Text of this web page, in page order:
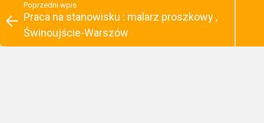
Poprzedni wpis
Praca na stanowisku : malarz proszkowy ,
Świnoujście-Warszów